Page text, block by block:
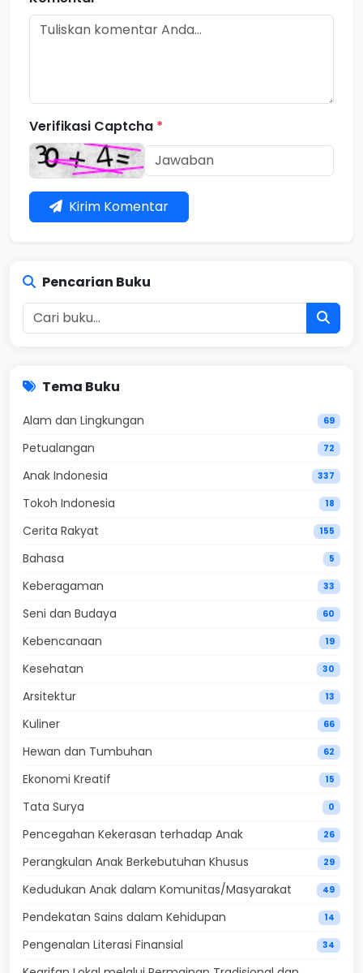
Verifikasi Captcha *
Kirim Komentar
Pencarian Buku
Tema Buku
Alam dan Lingkungan 69
Petualangan 72
Anak Indonesia 337
Tokoh Indonesia 18
Cerita Rakyat 155
Bahasa 5
Keberagaman 33
Seni dan Budaya 60
Kebencanaan 19
Kesehatan 30
Arsitektur 13
Kuliner 66
Hewan dan Tumbuhan 62
Ekonomi Kreatif 15
Tata Surya 0
Pencegahan Kekerasan terhadap Anak 26
Perangkulan Anak Berkebutuhan Khusus 29
Kedudukan Anak dalam Komunitas/Masyarakat 49
Pendekatan Sains dalam Kehidupan 14
Pengenalan Literasi Finansial 34